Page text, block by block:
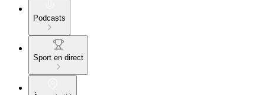
Podcasts
Sport en direct